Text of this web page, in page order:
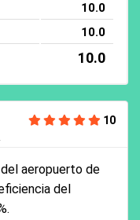
10.0
10.0
10.0
10
aeropuerto de
del